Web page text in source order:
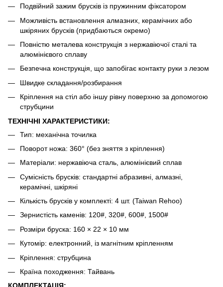
Подвійний зажим брусків із пружинним фіксатором
Можливість встановлення алмазних, керамічних або
шкіряних брусків (придбаються окремо)
Повністю металева конструкція з нержавіючої сталі та
алюмінієвого сплаву
Безпечна конструкція, що запобігає контакту руки з лезом
Швидке складання/розбирання
Кріплення на стіл або іншу рівну поверхню за допомогою
струбцини
ТЕХНІЧНІ ХАРАКТЕРИСТИКИ:
Тип: механічна точилка
Поворот ножа: 360° (без зняття з кріплення)
Матеріали: нержавіюча сталь, алюмінієвий сплав
Сумісність брусків: стандартні абразивні, алмазні,
керамічні, шкіряні
Кількість брусків у комплекті: 4 шт. (Taiwan Rehoo)
Зернистість каменів: 120#, 320#, 600#, 1500#
Розміри бруска: 160 × 22 × 10 мм
Кутомір: електронний, із магнітним кріпленням
Кріплення: струбцина
Країна походження: Тайвань